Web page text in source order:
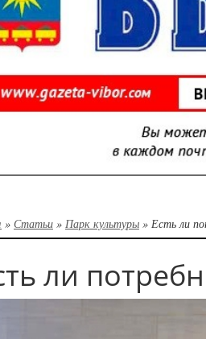
» Статьи » Парк культуры » Есть ли
ли